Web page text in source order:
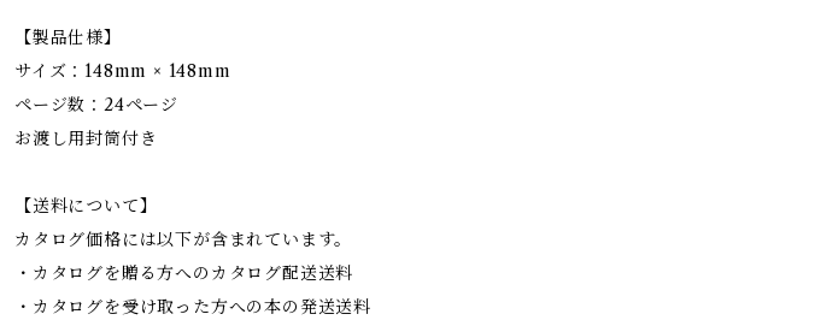
【製品仕様】
サイズ：148mm × 148mm
ページ数：24ページ
お渡し用封筒付き
【送料について】
カタログ価格には以下が含まれています。
・カタログを贈る方へのカタログ配送送料
・カタログを受け取った方への本の発送送料